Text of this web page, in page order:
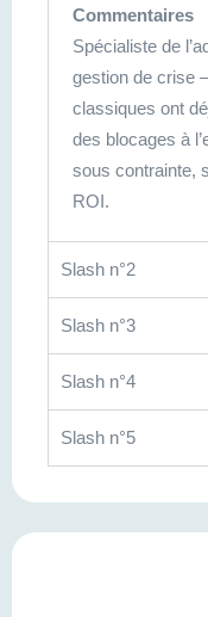
Commentaires
Spécialiste de
gestion de crise
classiques ont
des blocages à
sous contrainte,
ROI.
Slash n°2
Slash n°3
Slash n°4
Slash n°5